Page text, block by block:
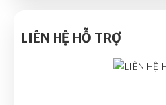
LIÊN HỆ HỖ TRỢ